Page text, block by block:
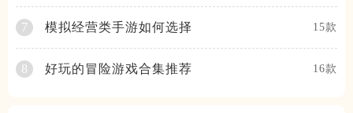
7 模拟经营类手游如何选择 15款
8 好玩的冒险游戏合集推荐 16款